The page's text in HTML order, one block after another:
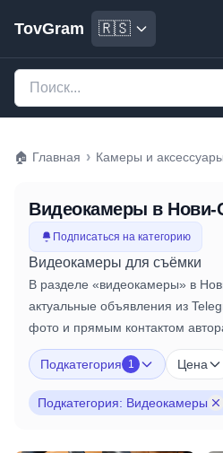
TovGram 🇷🇸
🏠 Главная › Камеры и аксессуары
Видеокамеры в Нови-
Подписаться на категорию
Видеокамеры для съёмки
В разделе «видеокамеры» в
актуальные объявления из
фото и прямым контактом
Подкатегория 1 Цена
Подкатегория: Видеокамеры